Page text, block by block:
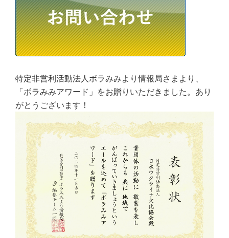
特定非営利活動法人ボラみみより情報局さまより、
「ボラみみアワード」をお贈りいただきました。あり
がとうございます！